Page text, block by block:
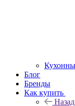
Блог
Бренды
Как купить
Назад